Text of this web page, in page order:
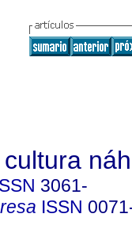
3061-
ISSN